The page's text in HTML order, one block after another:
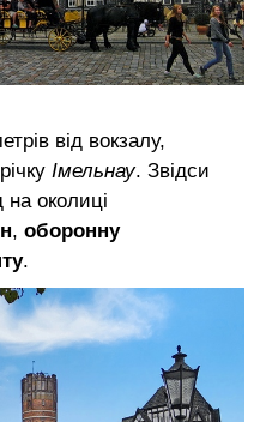
від вокзалу,
Імельнау. Звідси
околиці
, оборонну
.